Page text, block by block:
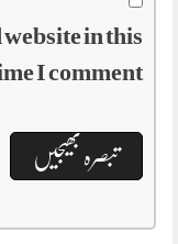
website in this
I comment.